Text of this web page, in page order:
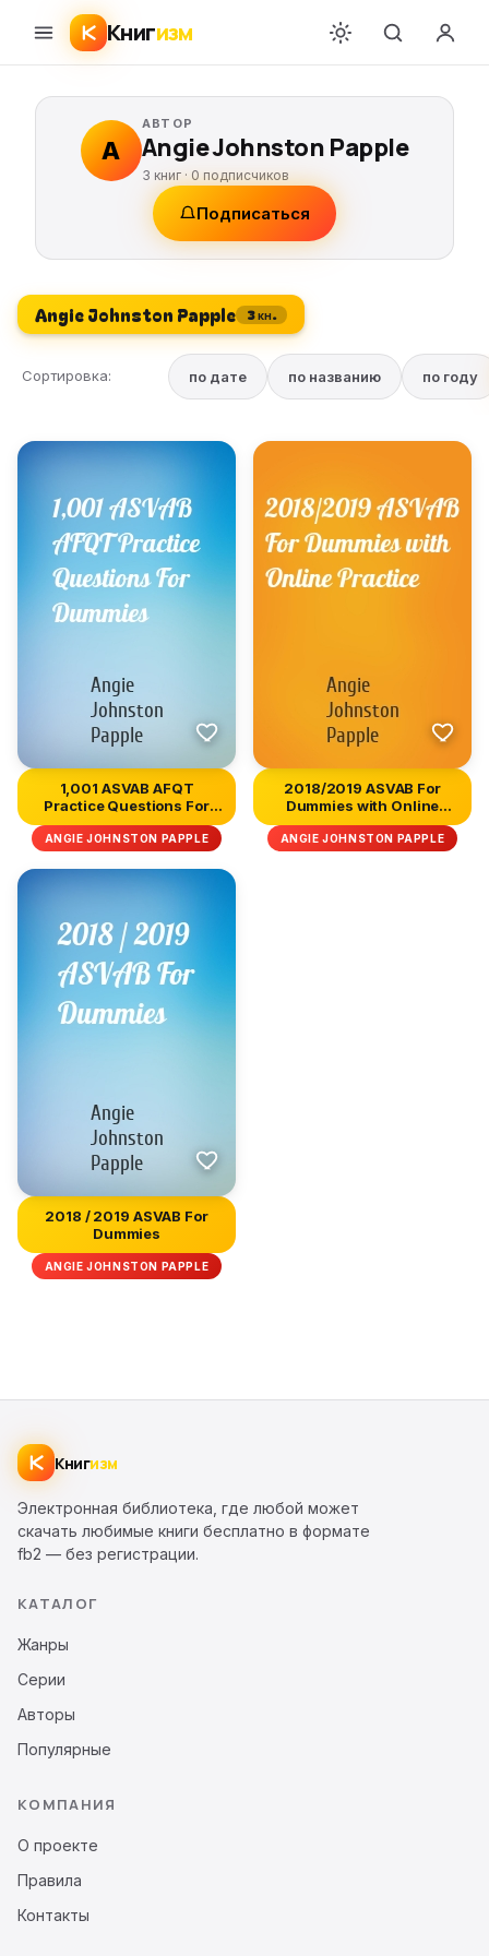
Книгизм
A
АВТОР
Angie Johnston Papple
3 книг · 0 подписчиков
Подписаться
Angie Johnston Papple 3 кн.
Сортировка: по дате по названию по году
1,001 ASVAB AFQT
Practice Questions For
Dummies
ANGIE JOHNSTON PAPPLE
2018/2019 ASVAB For
Dummies with Online
Practice
ANGIE JOHNSTON PAPPLE
2018 / 2019 ASVAB For
Dummies
ANGIE JOHNSTON PAPPLE
Книгизм
Электронная библиотека, где любой может
скачать любимые книги бесплатно в формате
fb2 — без регистрации.
КАТАЛОГ
Жанры
Серии
Авторы
Популярные
КОМПАНИЯ
О проекте
Правила
Контакты